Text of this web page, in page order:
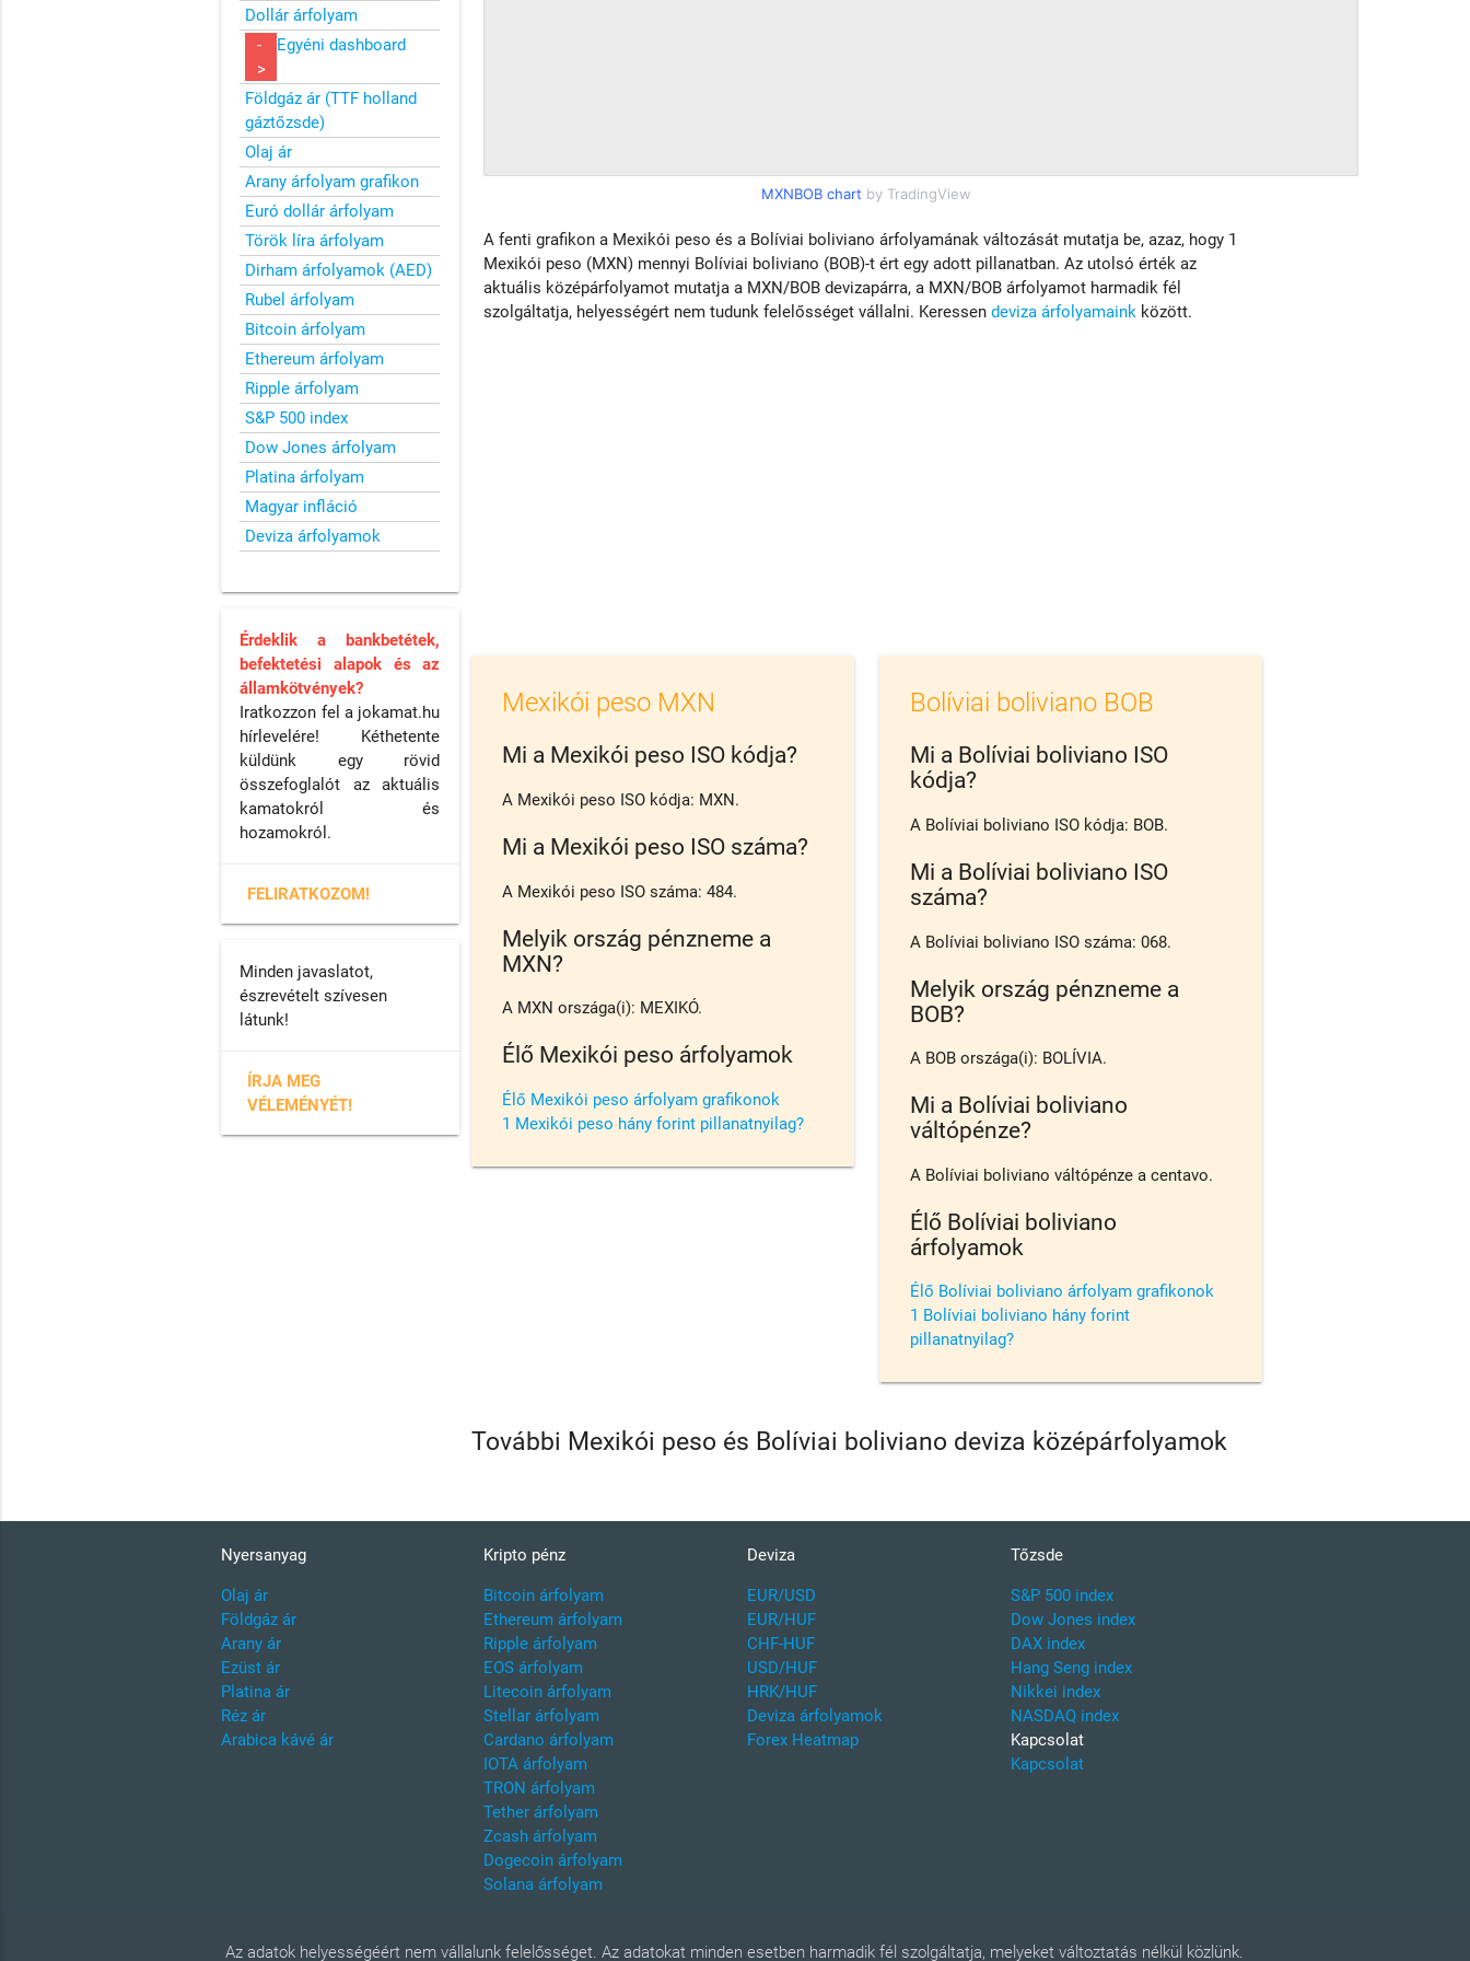
MXNBOB chart by TradingView
A fenti grafikon a Mexikói peso és a Bolíviai boliviano árfolyamának változását mutatja be, azaz, hogy 1
Mexikói peso (MXN) mennyi Bolíviai boliviano (BOB)-t ért egy adott pillanatban. Az utolsó érték az
aktuális középárfolyamot mutatja a MXN/BOB devizapárra, a MXN/BOB árfolyamot harmadik fél
szolgáltatja, helyességért nem tudunk felelősséget vállalni. Keressendeviza árfolyamaink között.
Mexikói peso MXN
Mi a Mexikói peso ISO kódja?
A Mexikói peso ISO kódja: MXN.
Mi a Mexikói peso ISO száma?
A Mexikói peso ISO száma: 484.
Melyik ország pénzneme a
MXN?
A MXN országa(i): MEXIKÓ.
Élő Mexikói peso árfolyamok
Élő Mexikói peso árfolyam grafikonok
1 Mexikói peso hány forint pillanatnyilag?
Bolíviai boliviano BOB
Mi a Bolíviai boliviano ISO
kódja?
A Bolíviai boliviano ISO kódja: BOB.
Mi a Bolíviai boliviano ISO
száma?
A Bolíviai boliviano ISO száma: 068.
Melyik ország pénzneme a
BOB?
A BOB országa(i): BOLÍVIA.
Mi a Bolíviai boliviano
váltópénze?
A Bolíviai boliviano váltópénze a centavo.
Élő Bolíviai boliviano
árfolyamok
Élő Bolíviai boliviano árfolyam grafikonok
1 Bolíviai boliviano hány forint
pillanatnyilag?
További Mexikói peso és Bolíviai boliviano deviza középárfolyamok
Dollár árfolyam
-
>
Egyéni dashboard
Földgáz ár (TTF holland
gáztőzsde)
Olaj ár
Arany árfolyam grafikon
Euró dollár árfolyam
Török líra árfolyam
Dirham árfolyamok (AED)
Rubel árfolyam
Bitcoin árfolyam
Ethereum árfolyam
Ripple árfolyam
S&P 500 index
Dow Jones árfolyam
Platina árfolyam
Magyar infláció
Deviza árfolyamok
Érdeklik a bankbetétek,
befektetési alapok és az
államkötvények?
Iratkozzon fel a jokamat.hu
hírlevelére! Kéthetente
küldünk egy rövid
összefoglalót az aktuális
kamatokról és
hozamokról.
FELIRATKOZOM!
Minden javaslatot,
észrevételt szívesen
látunk!
ÍRJA MEG
VÉLEMÉNYÉT!
Nyersanyag
Olaj ár
Földgáz ár
Arany ár
Ezüst ár
Platina ár
Réz ár
Arabica kávé ár
Kripto pénz
Bitcoin árfolyam
Ethereum árfolyam
Ripple árfolyam
EOS árfolyam
Litecoin árfolyam
Stellar árfolyam
Cardano árfolyam
IOTA árfolyam
TRON árfolyam
Tether árfolyam
Zcash árfolyam
Dogecoin árfolyam
Solana árfolyam
Deviza
EUR/USD
EUR/HUF
CHF-HUF
USD/HUF
HRK/HUF
Deviza árfolyamok
Forex Heatmap
Tőzsde
S&P 500 index
Dow Jones index
DAX index
Hang Seng index
Nikkei index
NASDAQ index
Kapcsolat
Kapcsolat
Az adatok helyességéért nem vállalunk felelősséget. Az adatokat minden esetben harmadik fél szolgáltatja, melyeket változtatás nélkül közlünk.